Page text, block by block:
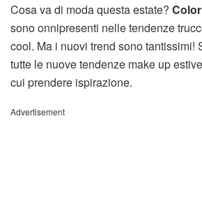
Cosa va di moda questa estate?
sono onnipresenti nelle tendenze
cool. Ma i nuovi trend sono tantissimi!
tutte le nuove tendenze make up
cui prendere ispirazione.
Advertisement